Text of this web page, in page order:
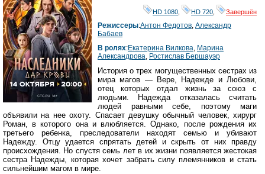
HD 1080 HD 720 Завершён
Режиссеры:Антон Федотов, Александр
Бабаев
В ролях:Екатерина Вилкова, Марина
Александрова, Ростислав Бершауэр
История о трех могущественных сестрах из
мира магов — Вере, Надежде и Любови,
отец которых отдал жизнь за союз с
людьми. Надежда отказалась считать
людей равными себе, поэтому маги
объявили на нее охоту. Спасает девушку обычный человек, хирург
Роман, в которого она и влюбляется. Однако, после рождения их
третьего ребенка, преследователи находят семью и убивают
Надежду. Отцу удается спрятать детей и скрыть от них правду
происхождения. Но спустя семь лет в их жизни появляется жестокая
сестра Надежды, которая хочет забрать силу племянников и стать
сильнейшим магом в мире.